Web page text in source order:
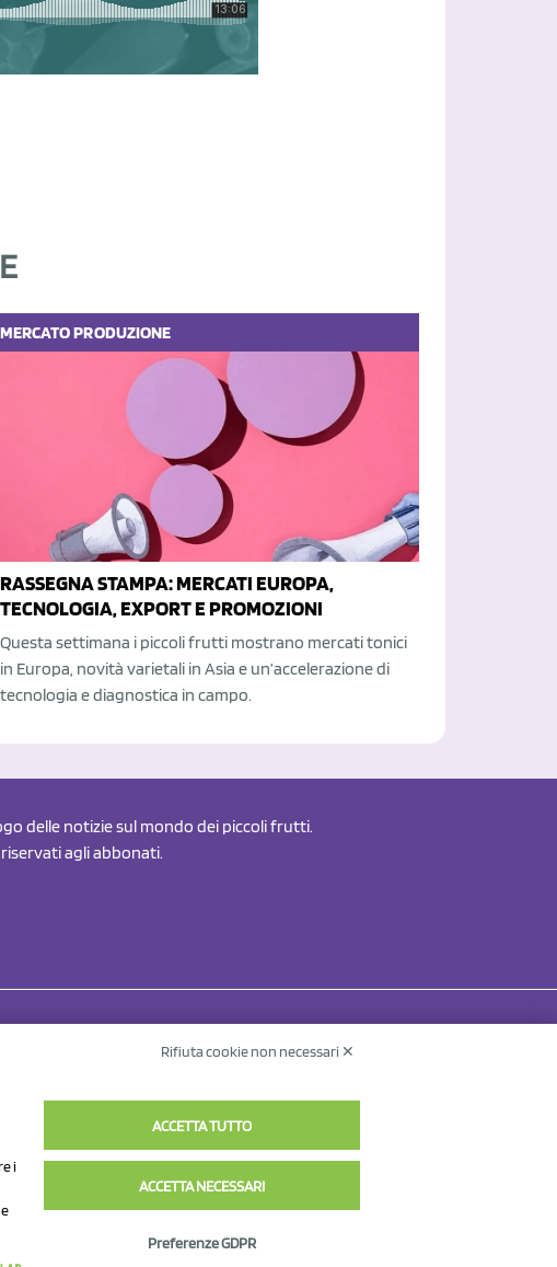
MERCATOPRODUZIONE
RASSEGNA STAMPA: MERCATI EUROPA,
TECNOLOGIA, EXPORT E PROMOZIONI
Questa settimana i piccoli frutti mostrano mercati tonici
in Europa, novità varietali in Asia e un’accelerazione di
tecnologia e diagnostica in campo.
delle notizie sul mondo dei piccoli frutti.
agli abbonati.
Contatti
Rifiuta cookie non necessari ✕
i
ACCETTA TUTTO
ACCETTA NECESSARI
Preferenze GDPR